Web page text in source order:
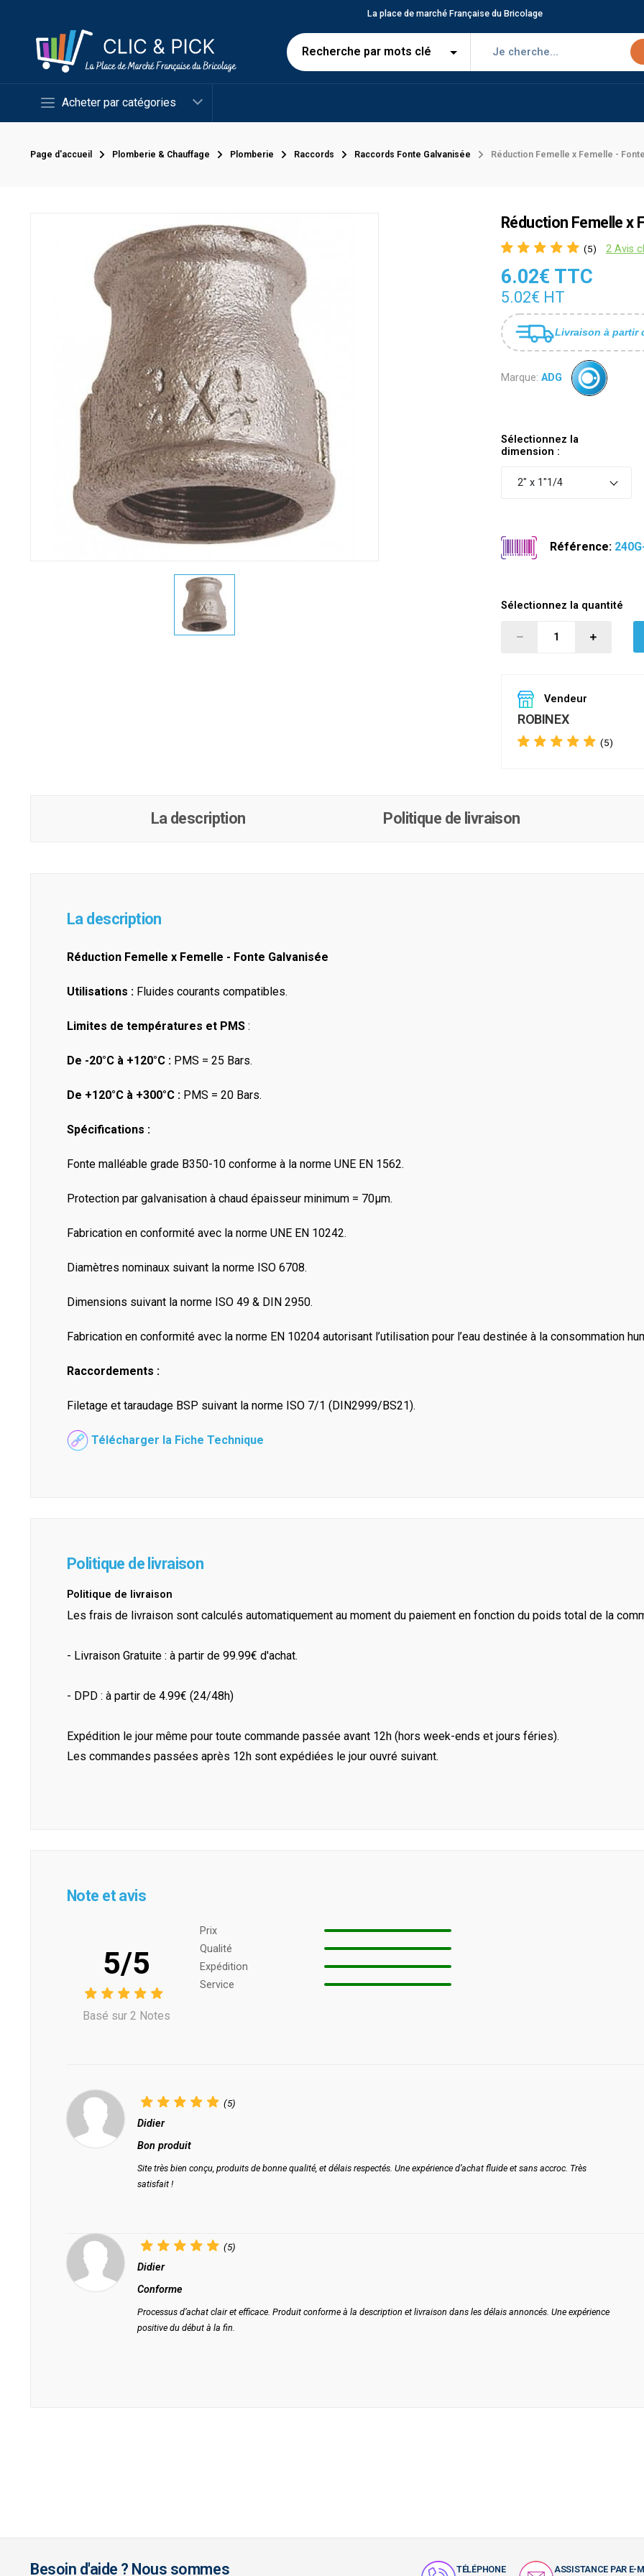
La place de marché Française du Bricolage
Acheter par catégories
Page d'accueil Plomberie & Chauffage Plomberie Raccords Raccords Fonte Galvanisée Réduction Femelle x Femelle -
Réduction Femelle x
(5) 2 Avis
6.02€ TTC
5.02€ HT
Livraison à partir
Marque: ADG
Sélectionnez la
dimension :
2" x 1"1/4
Référence:
Sélectionnez la quantité
Vendeur
ROBINEX
(5)
La description Politique de livraison
La description
Réduction Femelle x Femelle - Fonte Galvanisée
Utilisations : Fluides courants compatibles.
Limites de températures et PMS :
De -20°C à +120°C : PMS = 25 Bars.
De +120°C à +300°C : PMS = 20 Bars.
Spécifications :
Fonte malléable grade B350-10 conforme à la norme UNE EN 1562.
Protection par galvanisation à chaud épaisseur minimum = 70μm.
Fabrication en conformité avec la norme UNE EN 10242.
Diamètres nominaux suivant la norme ISO 6708.
Dimensions suivant la norme ISO 49 & DIN 2950.
Fabrication en conformité avec la norme EN 10204 autorisant l’utilisation pour l’eau destinée à la consommation
Raccordements :
Filetage et taraudage BSP suivant la norme ISO 7/1 (DIN2999/BS21).
Télécharger la Fiche Technique
Politique de livraison
Politique de livraison
Les frais de livraison sont calculés automatiquement au moment du paiement en fonction du poids total de la
- Livraison Gratuite : à partir de 99.99€ d'achat.
- DPD : à partir de 4.99€ (24/48h)
Expédition le jour même pour toute commande passée avant 12h (hors week-ends et jours féries).
Les commandes passées après 12h sont expédiées le jour ouvré suivant.
Note et avis
5/5
Basé sur 2 Notes
Prix ​​
Qualité
Expédition
Service
(5)
Didier
Bon produit
Site très bien conçu, produits de bonne qualité, et délais respectés. Une expérience d’achat fluide et sans accroc. Très
satisfait !
(5)
Didier
Conforme
Processus d’achat clair et efficace. Produit conforme à la description et livraison dans les délais annoncés. Une expérience
positive du début à la fin.
Besoin d'aide ? Nous sommes TÉLÉPHONE ASSISTANCE PAR E-